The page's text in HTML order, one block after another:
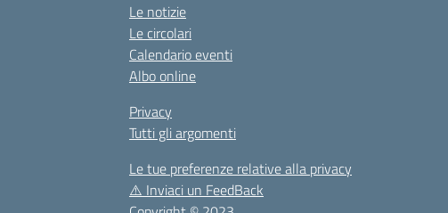
Le notizie
Le circolari
Calendario eventi
Albo online
Privacy
Tutti gli argomenti
Le tue preferenze relative alla privacy
⚠️ Inviaci un FeedBack